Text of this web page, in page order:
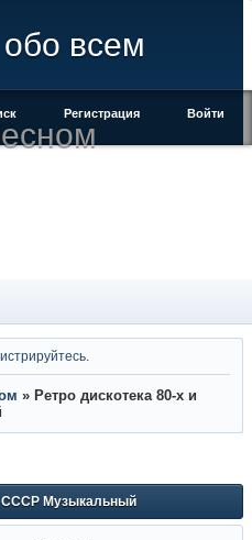
всем
Регистрация Войти
» Ретро дискотека 80-х и
СССР Музыкальный